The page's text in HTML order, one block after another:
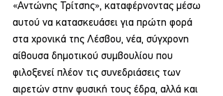
«Αντώνης Τρίτσης», καταφέρνοντας μέσω
αυτού να κατασκευάσει για πρώτη φορά
στα χρονικά της Λέσβου, νέα, σύγχρονη
αίθουσα δημοτικού συμβουλίου που
φιλοξενεί πλέον τις συνεδριάσεις των
αιρετών στην φυσική τους έδρα, αλλά και